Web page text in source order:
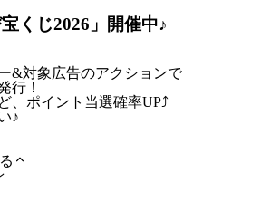
くじ2026」開催中♪
&対象広告のアクションで
行！
、ポイント当選確率UP⤴
♪